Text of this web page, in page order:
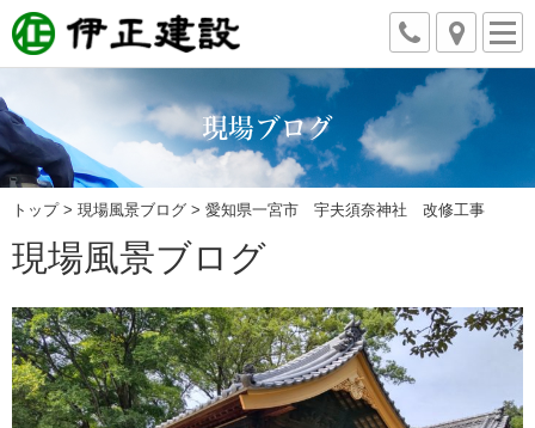
現場ブログ
トップ> 現場風景ブログ > 愛知県一宮市 宇夫須奈神社 改修工事
現場風景ブログ